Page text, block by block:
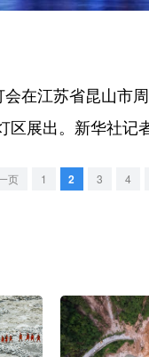
江苏省昆山市
区展出。新华社记
页 1 2 3 4